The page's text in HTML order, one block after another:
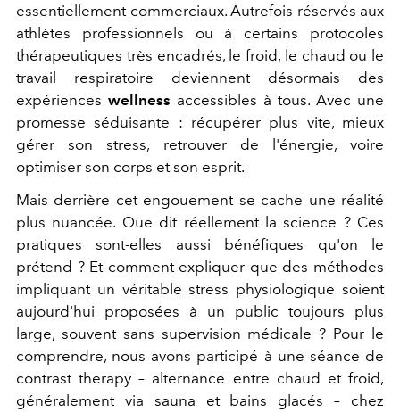
essentiellement commerciaux. Autrefois réservés aux
athlètes professionnels ou à certains protocoles
thérapeutiques très encadrés, le froid, le chaud ou le
travail respiratoire deviennent désormais des
expériences wellness accessibles à tous. Avec une
promesse séduisante : récupérer plus vite, mieux
gérer son stress, retrouver de l'énergie, voire
optimiser son corps et son esprit.
Mais derrière cet engouement se cache une réalité
plus nuancée. Que dit réellement la science ? Ces
pratiques sont-elles aussi bénéfiques qu'on le
prétend ? Et comment expliquer que des méthodes
impliquant un véritable stress physiologique soient
aujourd'hui proposées à un public toujours plus
large, souvent sans supervision médicale ? Pour le
comprendre, nous avons participé à une séance de
contrast therapy – alternance entre chaud et froid,
généralement via sauna et bains glacés – chez